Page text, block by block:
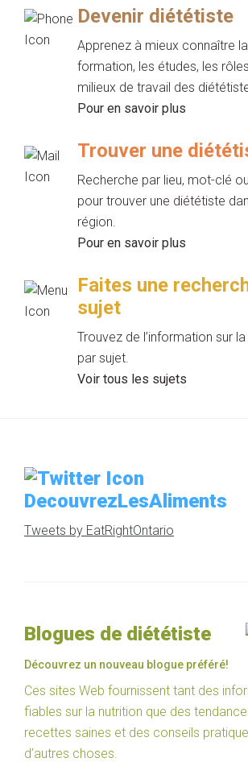
Devenir diététiste
Apprenez à mieux connaître la
formation, les études, les
milieux de travail des
Pour en savoir plus
Trouver une
Recherche par lieu, mot-clé
pour trouver une diététiste
région.
Pour en savoir plus
Faites une
sujet
Trouvez de l’information sur
par sujet.
Voir tous les sujets
DecouvrezLesAliments
Tweets by EatRightOntario
Blogues de diététiste
Découvrez un nouveau blogue préféré!
Ces sites Web fournissent tant des
fiables sur la nutrition que des
recettes saines et des conseils
d’autres choses.